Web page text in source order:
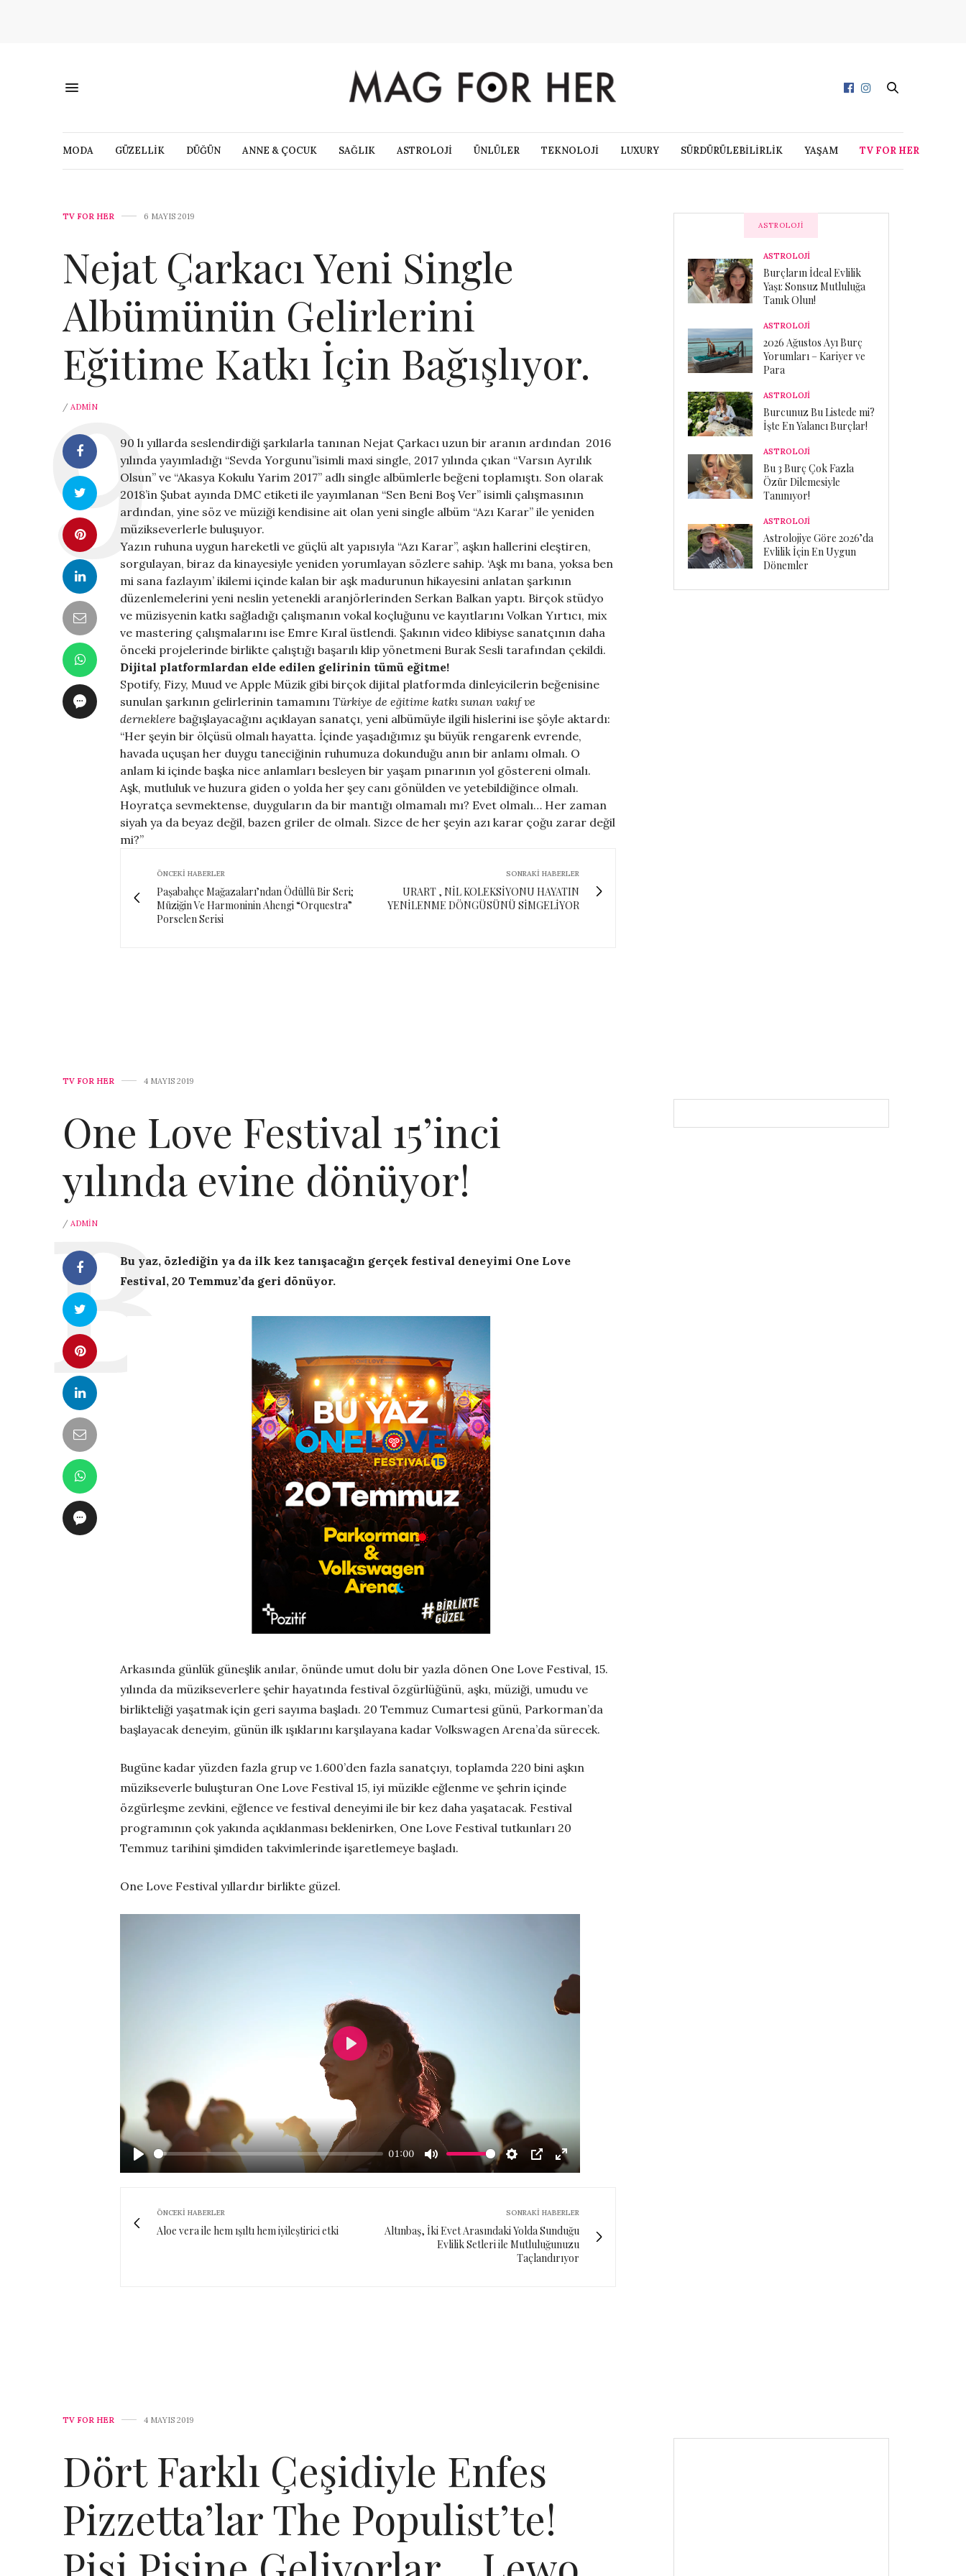
MODA GÜZELLİK DÜĞÜN ANNE & ÇOCUK SAĞLIK ASTROLOJİ ÜNLÜLER TEKNOLOJİ LUXURY SÜRDÜRÜLEBİLİRLİK YAŞAM TV FOR HER
TV FOR HER 6 MAYIS 2019
Nejat Çarkacı Yeni Single
Albümünün Gelirlerini
Eğitime Katkı İçin Bağışlıyor.
/ ADMIN
90 lı yıllarda seslendirdiği şarkılarla tanınan Nejat Çarkacı uzun bir aranın ardından 2016
yılında yayımladığı “Sevda Yorgunu”isimli maxi single, 2017 yılında çıkan “Varsın Ayrılık
Olsun” ve “Akasya Kokulu Yarim 2017” adlı single albümlerle beğeni toplamıştı. Son olarak
2018’in Şubat ayında DMC etiketi ile yayımlanan “Sen Beni Boş Ver” isimli çalışmasının
ardından, yine söz ve müziği kendisine ait olan yeni single albüm “Azı Karar” ile yeniden
müzikseverlerle buluşuyor.
Yazın ruhuna uygun hareketli ve güçlü alt yapısıyla “Azı Karar”, aşkın hallerini eleştiren,
sorgulayan, biraz da kinayesiyle yeniden yorumlayan sözlere sahip. ‘Aşk mı bana, yoksa ben
mi sana fazlayım’ ikilemi içinde kalan bir aşk madurunun hikayesini anlatan şarkının
düzenlemelerini yeni neslin yetenekli aranjörlerinden Serkan Balkan yaptı. Birçok stüdyo
ve müzisyenin katkı sağladığı çalışmanın vokal koçluğunu ve kayıtlarını Volkan Yırtıcı, mix
ve mastering çalışmalarını ise Emre Kıral üstlendi. Şakının video klibiyse sanatçının daha
önceki projelerinde birlikte çalıştığı başarılı klip yönetmeni Burak Sesli tarafından çekildi.
Dijital platformlardan elde edilen gelirinin tümü eğitme!
Spotify, Fizy, Muud ve Apple Müzik gibi birçok dijital platformda dinleyicilerin beğenisine
sunulan şarkının gelirlerinin tamamını Türkiye de eğitime katkı sunan vakıf ve
derneklere bağışlayacağını açıklayan sanatçı, yeni albümüyle ilgili hislerini ise şöyle aktardı:
“Her şeyin bir ölçüsü olmalı hayatta. İçinde yaşadığımız şu büyük rengarenk evrende,
havada uçuşan her duygu taneciğinin ruhumuza dokunduğu anın bir anlamı olmalı. O
anlam ki içinde başka nice anlamları besleyen bir yaşam pınarının yol göstereni olmalı.
Aşk, mutluluk ve huzura giden o yolda her şey canı gönülden ve yetebildiğince olmalı.
Hoyratça sevmektense, duyguların da bir mantığı olmamalı mı? Evet olmalı… Her zaman
siyah ya da beyaz değil, bazen griler de olmalı. Sizce de her şeyin azı karar çoğu zarar değil
mi?”
ÖNCEKI HABERLER
Paşabahçe Mağazaları’ndan Ödüllü Bir Seri;
Müziğin Ve Harmoninin Ahengi “Orquestra”
Porselen Serisi
SONRAKI HABERLER
URART , NİL KOLEKSİYONU HAYATIN
YENİLENME DÖNGÜSÜNÜ SİMGELİYOR
ASTROLOJI
ASTROLOJİ
Burçların İdeal Evlilik
Yaşı: Sonsuz Mutluluğa
Tanık Olun!
ASTROLOJİ
2026 Ağustos Ayı Burç
Yorumları – Kariyer ve
Para
ASTROLOJİ
Burcunuz Bu Listede mi?
İşte En Yalancı Burçlar!
ASTROLOJİ
Bu 3 Burç Çok Fazla
Özür Dilemesiyle
Tanınıyor!
ASTROLOJİ
Astrolojiye Göre 2026’da
Evlilik İçin En Uygun
Dönemler
TV FOR HER 4 MAYIS 2019
One Love Festival 15’inci
yılında evine dönüyor!
/ ADMIN
Bu yaz, özlediğin ya da ilk kez tanışacağın gerçek festival deneyimi One Love
Festival, 20 Temmuz’da geri dönüyor.
Arkasında günlük güneşlik anılar, önünde umut dolu bir yazla dönen One Love Festival, 15.
yılında da müzikseverlere şehir hayatında festival özgürlüğünü, aşkı, müziği, umudu ve
birlikteliği yaşatmak için geri sayıma başladı. 20 Temmuz Cumartesi günü, Parkorman’da
başlayacak deneyim, günün ilk ışıklarını karşılayana kadar Volkswagen Arena’da sürecek.
Bugüne kadar yüzden fazla grup ve 1.600’den fazla sanatçıyı, toplamda 220 bini aşkın
müzikseverle buluşturan One Love Festival 15, iyi müzikle eğlenme ve şehrin içinde
özgürleşme zevkini, eğlence ve festival deneyimi ile bir kez daha yaşatacak. Festival
programının çok yakında açıklanması beklenirken, One Love Festival tutkunları 20
Temmuz tarihini şimdiden takvimlerinde işaretlemeye başladı.
One Love Festival yıllardır birlikte güzel.
Play
01:00
Mute Settings
PIP Enter
Play
ÖNCEKI HABERLER
Aloe vera ile hem ışıltı hem iyileştirici etki
SONRAKI HABERLER
Altınbaş, İki Evet Arasındaki Yolda Sunduğu
Evlilik Setleri ile Mutluluğunuzu
Taçlandırıyor
TV FOR HER 4 MAYIS 2019
Dört Farklı Çeşidiyle Enfes
Pizzetta’lar The Populist’te!